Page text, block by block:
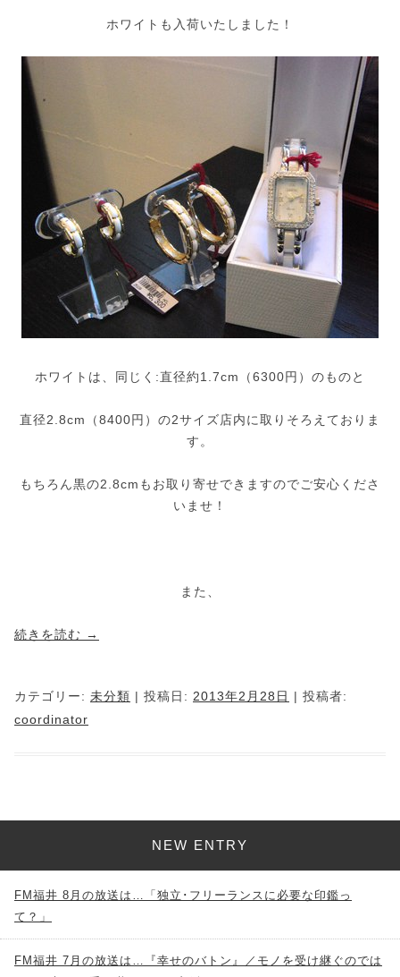
ホワイトも入荷いたしました！
ホワイトは、同じく:直径約1.7cm（6300円）のものと
直径2.8cm（8400円）の2サイズ店内に取りそろえておりま
す。
もちろん黒の2.8cmもお取り寄せできますのでご安心くださ
いませ！
また、
続きを読む →
カテゴリー: 未分類 | 投稿日: 2013年2月28日 | 投稿者:
coordinator
NEW ENTRY
FM福井 8月の放送は…「独立･フリーランスに必要な印鑑っ
て？」
FM福井 7月の放送は…『幸せのバトン』／モノを受け継ぐのでは